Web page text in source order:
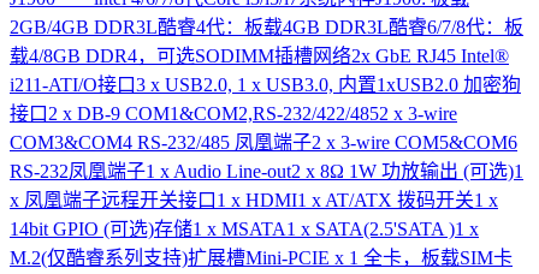
2GB/4GB DDR3L酷睿4代：板载4GB DDR3L酷睿6/7/8代：板
载4/8GB DDR4，可选SODIMM插槽网络2x GbE RJ45 Intel®
i211-ATI/O接口3 x USB2.0, 1 x USB3.0, 内置1xUSB2.0 加密狗
接口2 x DB-9 COM1&COM2,RS-232/422/4852 x 3-wire
COM3&COM4 RS-232/485 凤凰端子2 x 3-wire COM5&COM6
RS-232凤凰端子1 x Audio Line-out2 x 8Ω 1W 功放输出 (可选)1
x 凤凰端子远程开关接口1 x HDMI1 x AT/ATX 拨码开关1 x
14bit GPIO (可选)存储1 x MSATA1 x SATA(2.5'SATA )1 x
M.2(仅酷睿系列支持)扩展槽Mini-PCIE x 1 全卡，板载SIM卡